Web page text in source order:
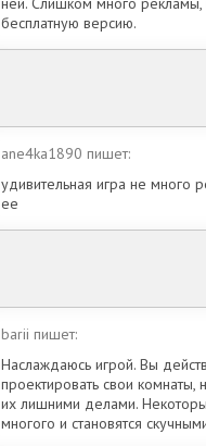
бесплатную версию.
ane4ka1890 пишет:
удивительная игра не много
ее
barii пишет:
Наслаждаюсь игрой. Вы
проектировать свои комнаты,
их лишними делами.
многого и становятся